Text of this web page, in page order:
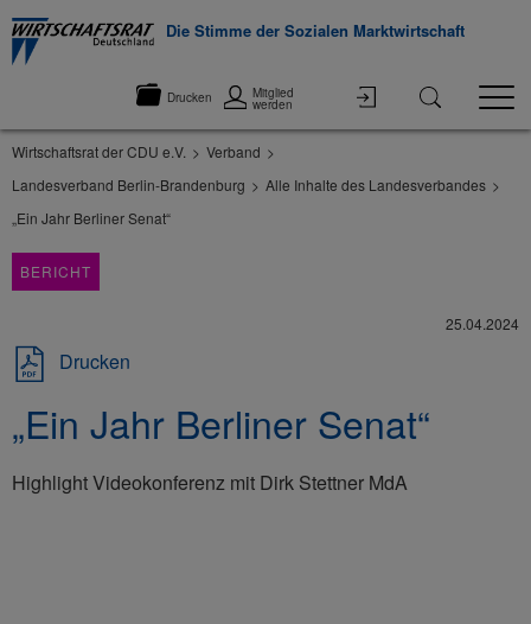
Die Stimme der Sozialen Marktwirtschaft
Drucken Mitglied
werden
Wirtschaftsrat der CDU e.V.
Verband
Landesverband Berlin-Brandenburg
Alle Inhalte des Landesverbandes
„Ein Jahr Berliner Senat“
BERICHT
25.04.2024
Drucken
„Ein Jahr Berliner Senat“
Highlight Videokonferenz mit Dirk Stettner MdA